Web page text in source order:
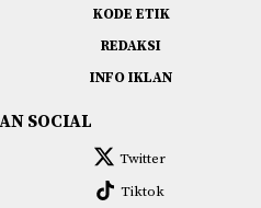
KODE ETIK
REDAKSI
INFO IKLAN
SOCIAL
Twitter
Tiktok